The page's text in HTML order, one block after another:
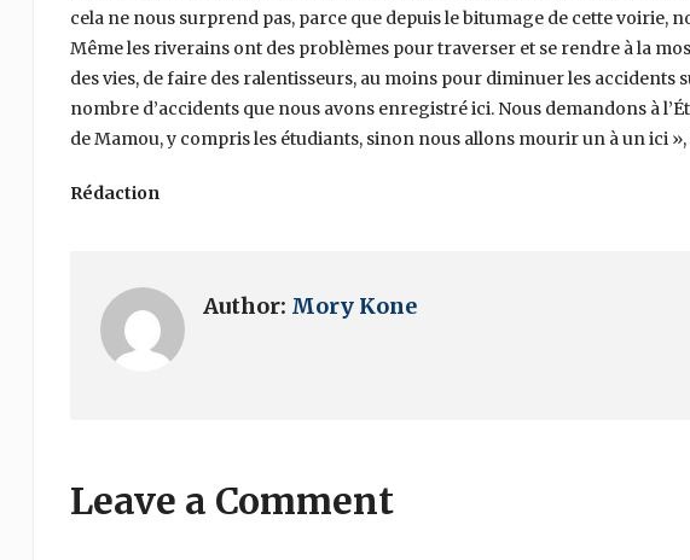
cela ne nous surprend pas, parce que depuis le bitumage de cette voirie,
Même les riverains ont des problèmes pour traverser et se rendre à la
des vies, de faire des ralentisseurs, au moins pour diminuer les accidents
nombre d’accidents que nous avons enregistré ici. Nous demandons à
de Mamou, y compris les étudiants, sinon nous allons mourir un à un ici
Rédaction
Author: Mory Kone
Leave a Comment